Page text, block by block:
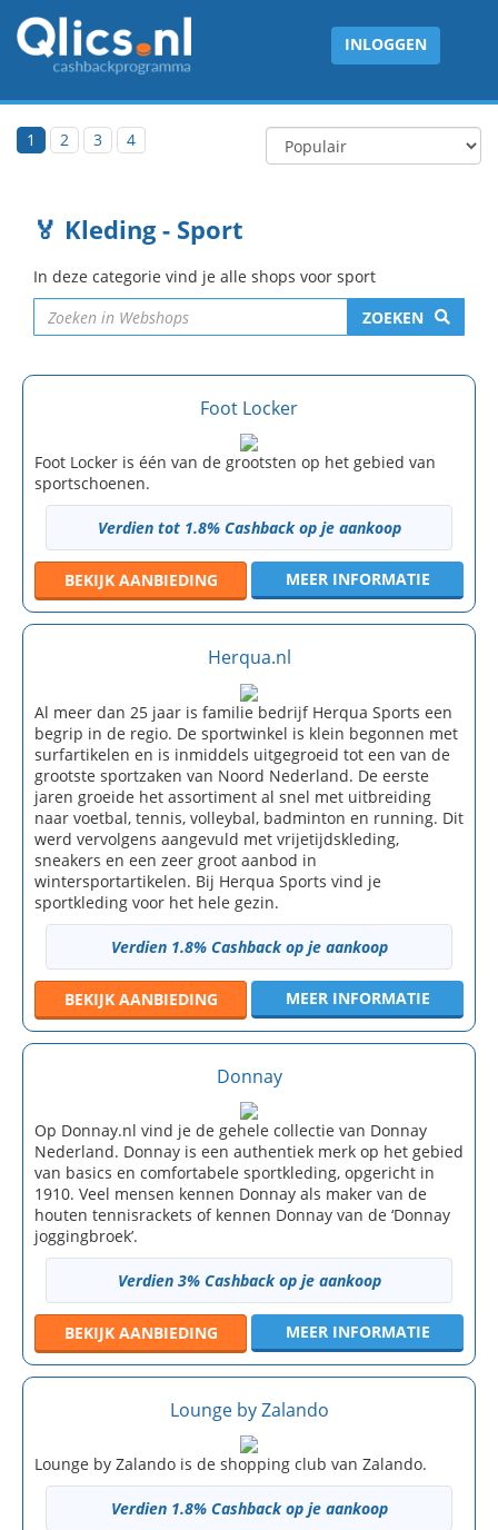
INLOGGEN
1 2 3 4
🏅 Kleding - Sport
In deze categorie vind je alle shops voor sport
ZOEKEN
Foot Locker
Foot Locker is één van de grootsten op het gebied van
sportschoenen.
Verdien tot 1.8% Cashback op je aankoop
BEKIJK AANBIEDING MEER INFORMATIE
Herqua.nl
Al meer dan 25 jaar is familie bedrijf Herqua Sports een
begrip in de regio. De sportwinkel is klein begonnen met
surfartikelen en is inmiddels uitgegroeid tot een van de
grootste sportzaken van Noord Nederland. De eerste
jaren groeide het assortiment al snel met uitbreiding
naar voetbal, tennis, volleybal, badminton en running. Dit
werd vervolgens aangevuld met vrijetijdskleding,
sneakers en een zeer groot aanbod in
wintersportartikelen. Bij Herqua Sports vind je
sportkleding voor het hele gezin.
Verdien 1.8% Cashback op je aankoop
BEKIJK AANBIEDING MEER INFORMATIE
Donnay
Op Donnay.nl vind je de gehele collectie van Donnay
Nederland. Donnay is een authentiek merk op het gebied
van basics en comfortabele sportkleding, opgericht in
1910. Veel mensen kennen Donnay als maker van de
houten tennisrackets of kennen Donnay van de ‘Donnay
joggingbroek’.
Verdien 3% Cashback op je aankoop
BEKIJK AANBIEDING MEER INFORMATIE
Lounge by Zalando
Lounge by Zalando is de shopping club van Zalando.
Verdien 1.8% Cashback op je aankoop